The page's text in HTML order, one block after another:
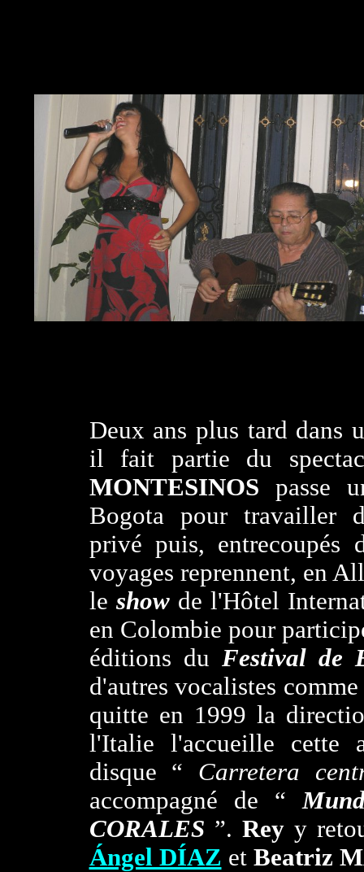
Deux ans plus tard dans
il fait partie du
MONTESINOS passe
Bogota pour travailler
privé puis, entrecoupés
voyages reprennent, en
le showde l'Hôtel
en Colombie pour
éditions du Festival de
d'autres vocalistes
quitte en 1999 la
l'Italie l'accueille cette
disque “ Carretera
accompagné de “
CORALES ”. Reyy
Ángel DÍAZ et Beatriz